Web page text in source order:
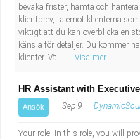
bevaka frister, hämta och
klientbrev, ta emot klienterna
viktigt att du kan överblicka en
känsla för detaljer. Du kommer
klienter. Väl...
Visa mer
HR Assistant with
Ansök Sep 9
Your role: In this role, you will